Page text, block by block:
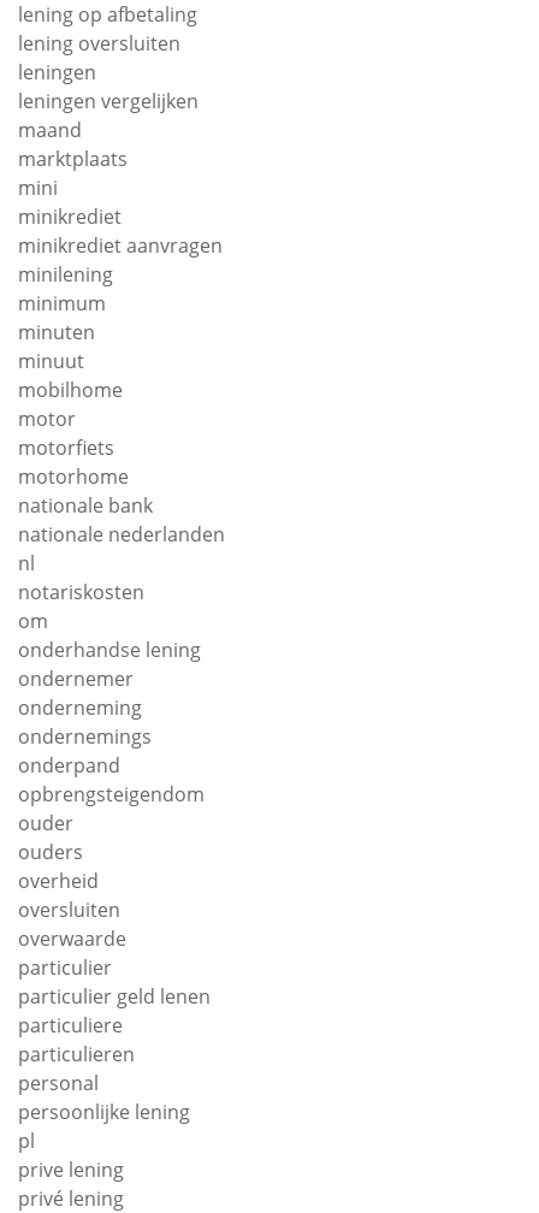
lening op afbetaling
lening oversluiten
leningen
leningen vergelijken
maand
marktplaats
mini
minikrediet
minikrediet aanvragen
minilening
minimum
minuten
minuut
mobilhome
motor
motorfiets
motorhome
nationale bank
nationale nederlanden
nl
notariskosten
om
onderhandse lening
ondernemer
onderneming
ondernemings
onderpand
opbrengsteigendom
ouder
ouders
overheid
oversluiten
overwaarde
particulier
particulier geld lenen
particuliere
particulieren
personal
persoonlijke lening
pl
prive lening
privé lening